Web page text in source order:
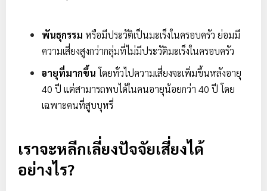
พันธุกรรม หรือมีประวัติเป็นมะเร็งในครอบครัว ย่อมมี
ความเสี่ยงสูงกว่ากลุ่มที่ไม่มีประวัติมะเร็งในครอบครัว
อายุที่มากขึ้น โดยทั่วไปความเสี่ยงจะเพิ่มขึ้นหลังอายุ
40 ปี แต่สามารถพบได้ในคนอายุน้อยกว่า 40 ปี โดย
เฉพาะคนที่สูบบุหรี่
เราจะหลีกเลี่ยงปัจจัยเสี่ยงได้
อย่างไร?